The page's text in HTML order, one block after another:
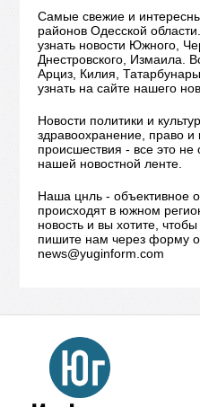
Самые свежие и
районов Одесской
узнать новости Южного,
Днестровского, Измаила.
Арциз, Килия,
узнать на сайте нашего
Новости политики и
здравоохранение, право
происшествия - все это
нашей новостной ленте.
Наша цнль - объективное
происходят в южном
новость и вы хотите,
пишите нам через форму
news@yuginform.com